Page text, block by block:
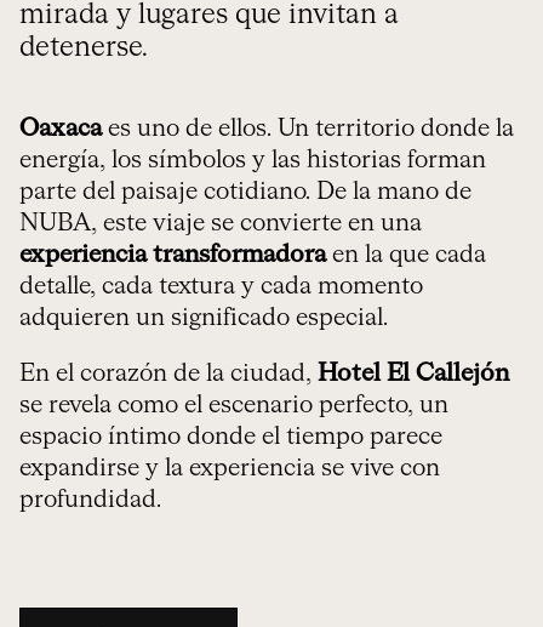
mirada y lugares que invitan a
detenerse.
Oaxacaes uno de ellos. Un territorio donde la
energía, los símbolos y las historias forman
parte del paisaje cotidiano. De la mano de
NUBA, este viaje se convierte en una
experiencia transformadoraen la que cada
detalle, cada textura y cada momento
adquieren un significado especial.
En el corazón de la ciudad, Hotel El Callejón
se revela como el escenario perfecto, un
espacio íntimo donde el tiempo parece
expandirse y la experiencia se vive con
profundidad.